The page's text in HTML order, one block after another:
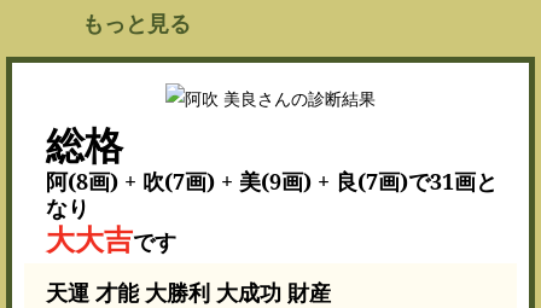
もっと見る
総格
阿(8画) + 吹(7画) + 美(9画) + 良(7画)で31画と
なり
大大吉です
天運 才能 大勝利 大成功 財産